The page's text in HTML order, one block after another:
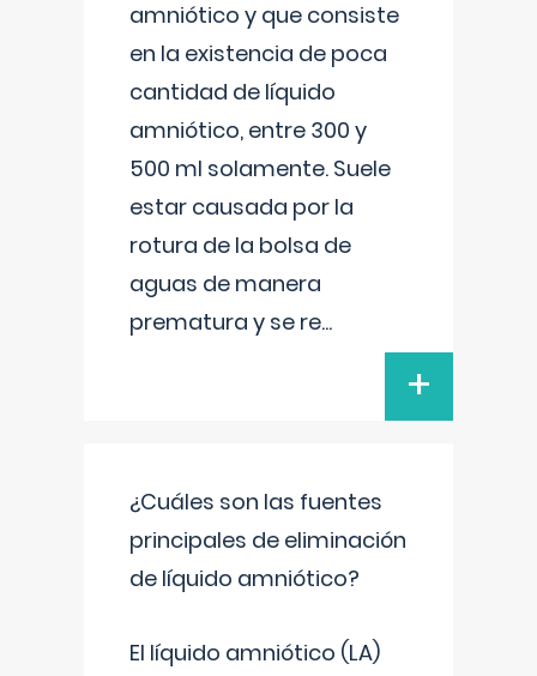
amniótico y que consiste
en la existencia de poca
cantidad de líquido
amniótico, entre 300 y
500 ml solamente. Suele
estar causada por la
rotura de la bolsa de
aguas de manera
prematura y se re...
+
¿Cuáles son las fuentes
principales de eliminación
de líquido amniótico?
El líquido amniótico (LA)